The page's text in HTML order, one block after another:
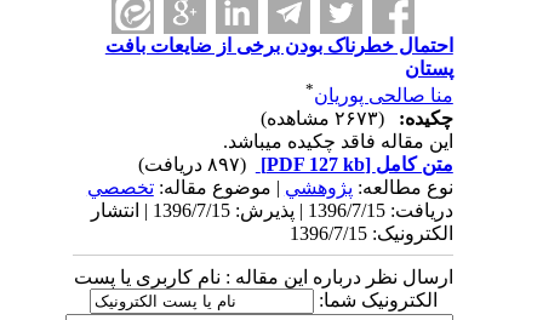
احتمال خطرناک بودن برخی از ضایعات بافت
منا صالحی پوریان*
این مقاله فاقد چکیده می​باشد.
[PDF 127 kb]
(۸۹۷ دریافت)
نوع مطالعه:پژوهشي| موضوع مقاله:تخصصي
دریافت: 1396/7/15 | پذیرش: 1396/7/15 | انتشار
الکترونیک: 1396/7/15
ارسال نظر درباره این مقاله : نام کاربری یا پست
الکترونیک شما: